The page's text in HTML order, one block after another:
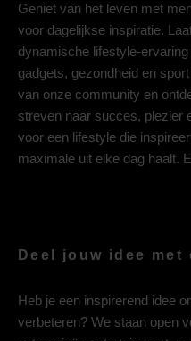
Geniet van het leven met
voor dagelijkse inspiratie.
dynamische lifestyle-
gadgets, gezondheid en
van onze community en
streven naar succes, plezier
voor een lifestyle die
maximale uit elke dag haalt.
Deel jouw idee met
Heb je een inspirerend idee
verbeteren? We staan open